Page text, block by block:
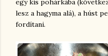
egy kis pohárkába
lesz a hagyma alá), a húst
fordítani.